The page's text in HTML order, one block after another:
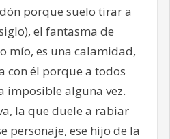
porque suelo tirar a
el fantasma de
mío, es una calamidad,
con él porque a todos
imposible alguna vez.
la que duele a rabiar
personaje, ese hijo de la